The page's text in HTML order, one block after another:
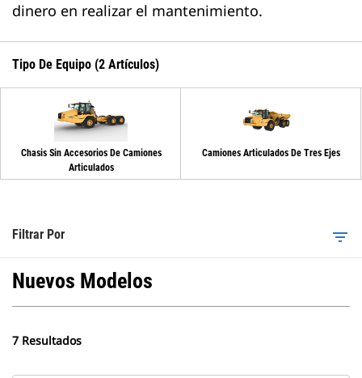
dinero en realizar el mantenimiento.
Tipo De Equipo (2 Artículos)
Chasis Sin Accesorios De Camiones
Articulados
Camiones Articulados De Tres Ejes
Filtrar Por filter_list
Nuevos Modelos
7 Resultados